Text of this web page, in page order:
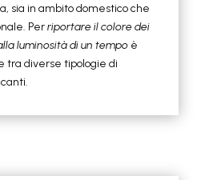
sia in ambito domestico che
Perriportare il colore dei
luminosità di un tempoè
tra diverse tipologie di